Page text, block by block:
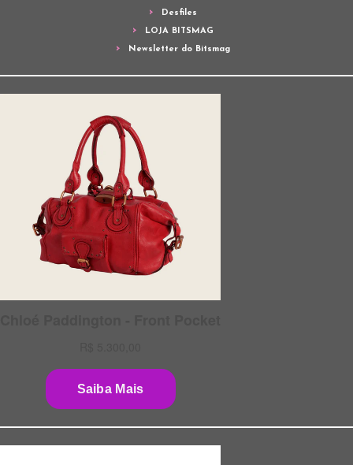
Desfiles
LOJA BITSMAG
Newsletter do Bitsmag